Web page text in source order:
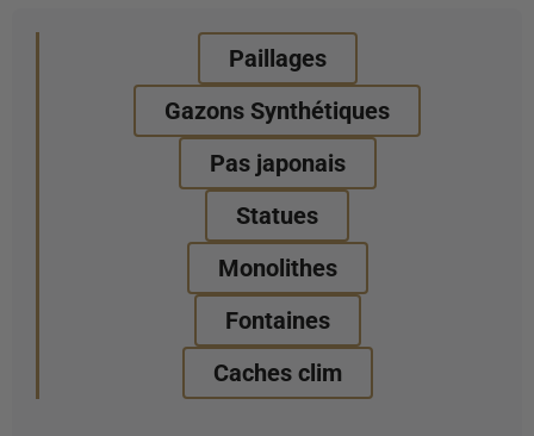
Paillages
Gazons Synthétiques
Pas japonais
Statues
Monolithes
Fontaines
Caches clim